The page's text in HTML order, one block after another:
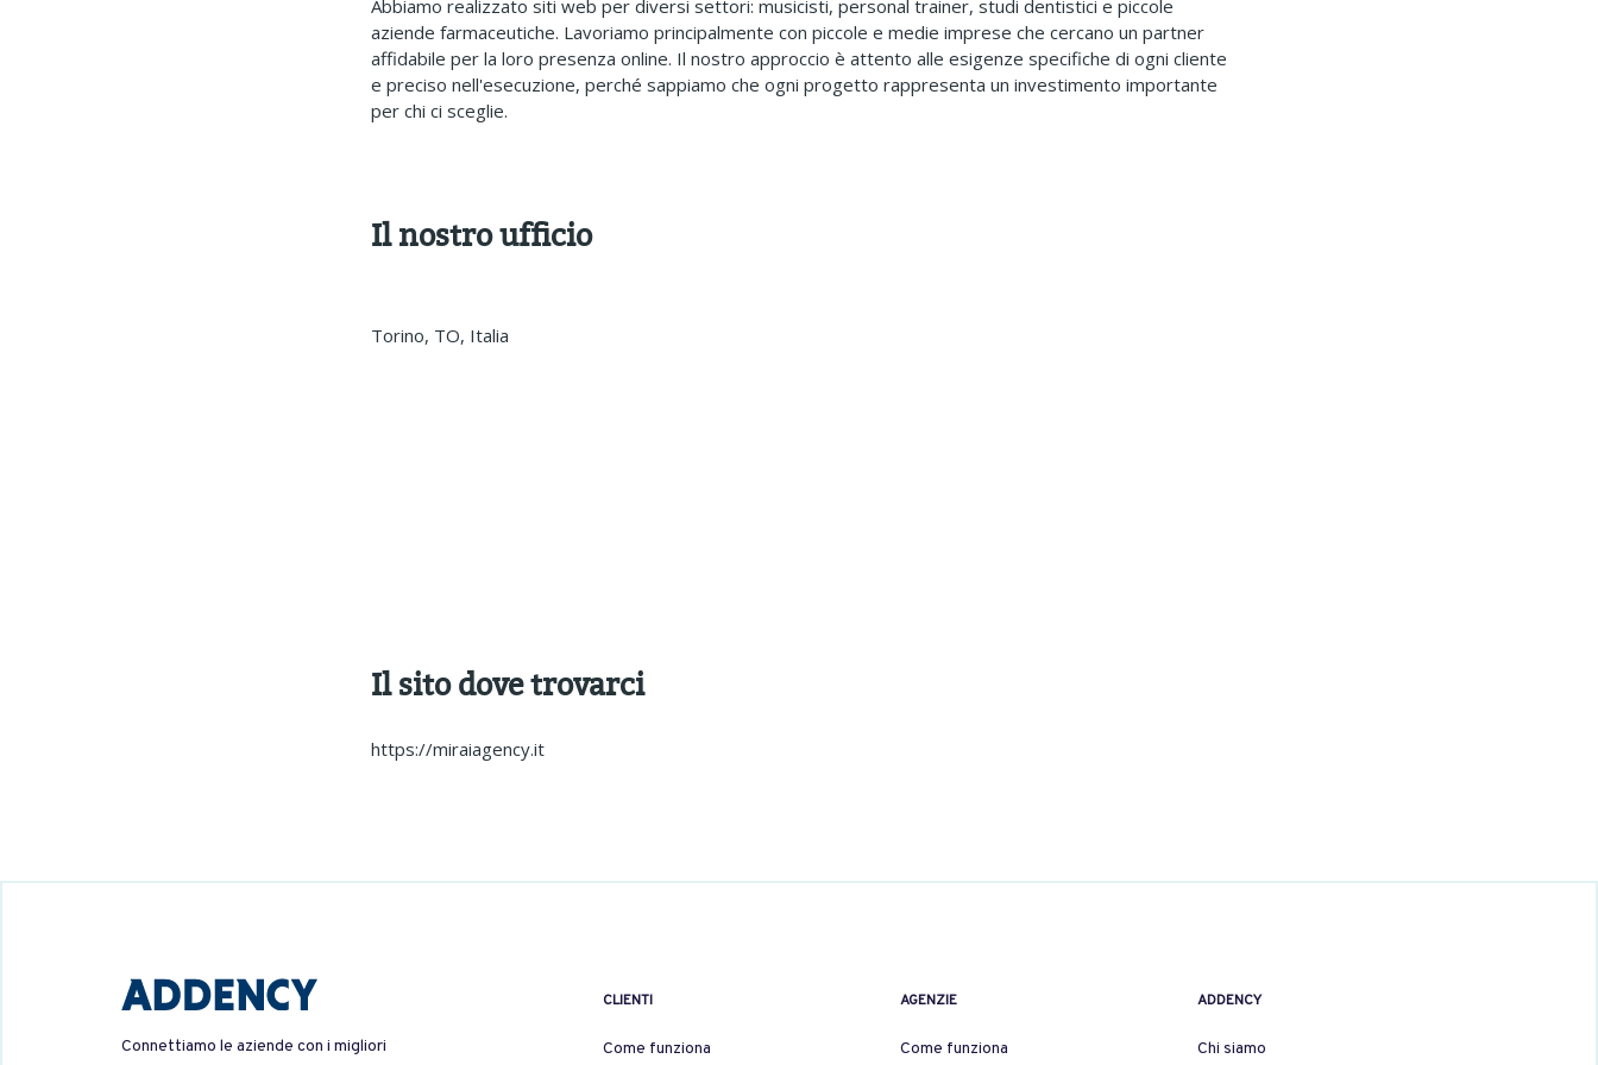
Abbiamo realizzato siti web per diversi settori: musicisti, personal trainer, studi dentistici e piccole
aziende farmaceutiche. Lavoriamo principalmente con piccole e medie imprese che cercano un partner
affidabile per la loro presenza online. Il nostro approccio è attento alle esigenze specifiche di ogni cliente
e preciso nell'esecuzione, perché sappiamo che ogni progetto rappresenta un investimento importante
per chi ci sceglie.
Il nostro ufficio
Torino, TO, Italia
Il sito dove trovarci
https://miraiagency.it
Connettiamo le aziende con i migliori
CLIENTI
Come funziona
AGENZIE
Come funziona
ADDENCY
Chi siamo